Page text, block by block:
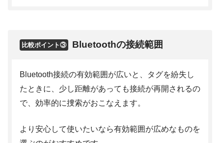
比較ポイント③ Bluetoothの接続範囲
Bluetooth接続の有効範囲が広いと、タグを紛失し
たときに、少し距離があっても接続が再開されるの
で、効率的に捜索がおこなえます。
より安心して使いたいなら有効範囲が広めなものを